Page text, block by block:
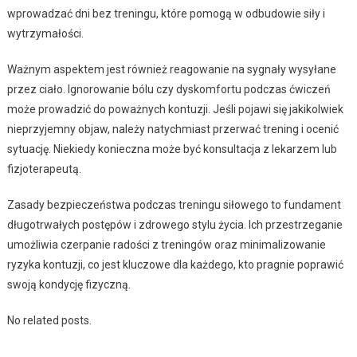
wprowadzać dni bez treningu, które pomogą w odbudowie siły i
wytrzymałości.
Ważnym aspektem jest również reagowanie na sygnały wysyłane
przez ciało. Ignorowanie bólu czy dyskomfortu podczas ćwiczeń
może prowadzić do poważnych kontuzji. Jeśli pojawi się jakikolwiek
nieprzyjemny objaw, należy natychmiast przerwać trening i ocenić
sytuację. Niekiedy konieczna może być konsultacja z lekarzem lub
fizjoterapeutą.
Zasady bezpieczeństwa podczas treningu siłowego to fundament
długotrwałych postępów i zdrowego stylu życia. Ich przestrzeganie
umożliwia czerpanie radości z treningów oraz minimalizowanie
ryzyka kontuzji, co jest kluczowe dla każdego, kto pragnie poprawić
swoją kondycję fizyczną.
No related posts.